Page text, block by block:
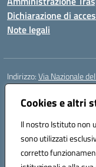
Cookies e altri
Il nostro Istituto non
sono utilizzati
corretto
Dichiarazione di
Note legali
Indirizzo:Via Nazionale
Centralino:
Email:
Codice fiscale:
Codice meccanografico:
Codice unico di